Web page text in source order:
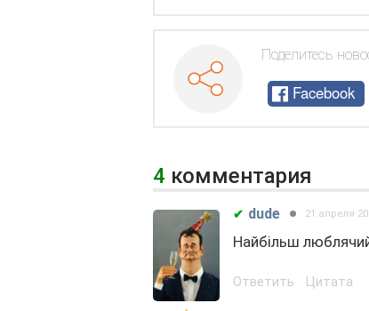
Поделитесь
Facebook
4 комментария
dude
✔ 21 апреля
Найбільш
Ответить Цитата